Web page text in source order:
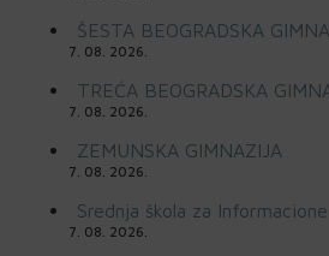
ŠESTA BEOGRADSKA
7. 08. 2026.
TREĆA BEOGRADSKA
7. 08. 2026.
ZEMUNSKA GIMNAZIJA
7. 08. 2026.
Srednja škola za
7. 08. 2026.